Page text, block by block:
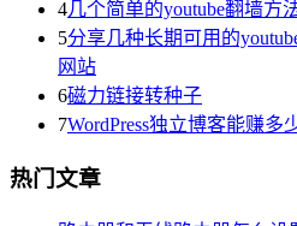
4几个简单的youtube翻墙方
5分享几种长期可用的
网站
6磁力链接转种子
7WordPress独立博客能赚多
热门文章